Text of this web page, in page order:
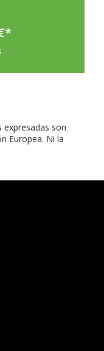
*
expresadas son
Europea. Ni la